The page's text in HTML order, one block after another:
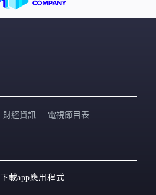
財經資訊 電視節目表
載app應用程式